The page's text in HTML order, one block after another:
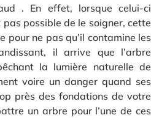
. En effet, lorsque celui-ci
pas possible de le soigner, cette
ne pas qu’il contamine les
il arrive que l’arbre
la lumière naturelle de
voire un danger quand ses
près des fondations de votre
un arbre pour l’une de ces